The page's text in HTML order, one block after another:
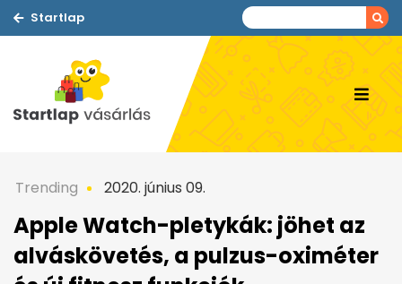
Startlap
Trending 2020. június 09.
Apple Watch-pletykák: jöhet az
alváskövetés, a pulzus-oximéter